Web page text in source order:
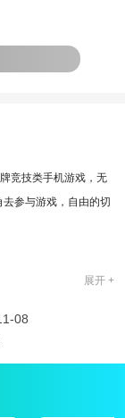
竞技类手机游戏，无
参与游戏，自由的切
你嗨翻天。
展开 +
08